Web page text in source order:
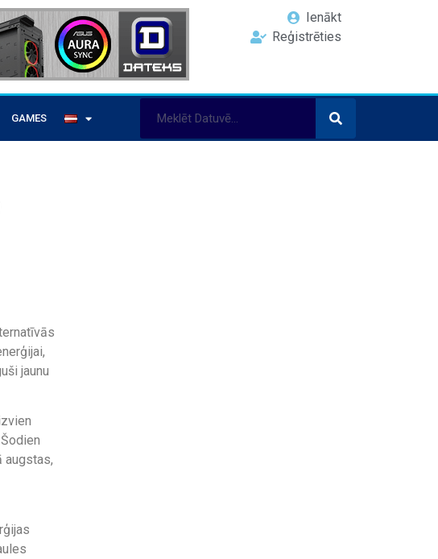
Ienākt
Reģistrēties
GAMES
jaunu
augstas,